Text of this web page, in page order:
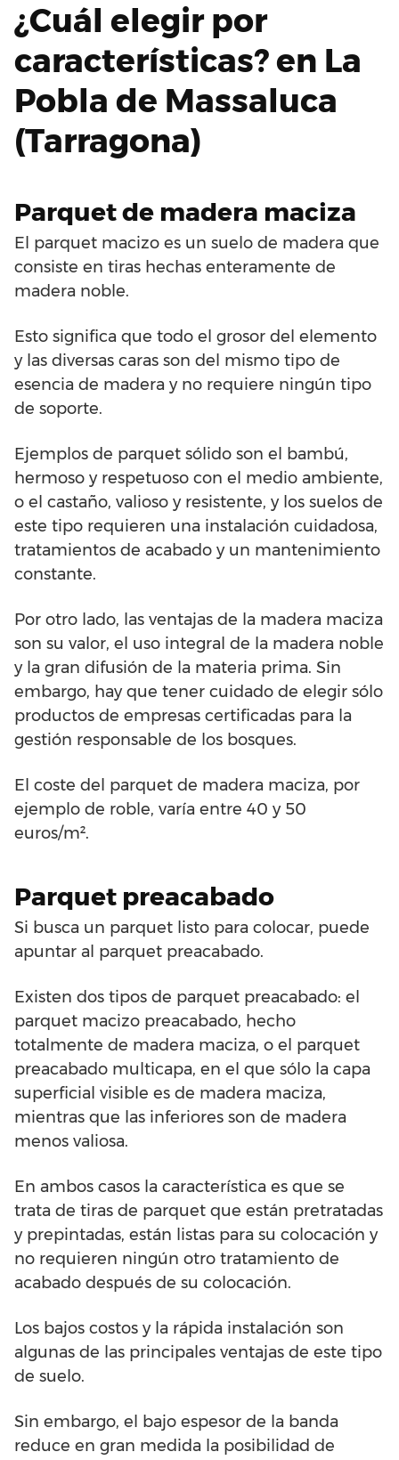
¿Cuál elegir por
características? en La
Pobla de Massaluca
(Tarragona)
Parquet de madera maciza
El parquet macizo es un suelo de madera que
consiste en tiras hechas enteramente de
madera noble.
Esto significa que todo el grosor del elemento
y las diversas caras son del mismo tipo de
esencia de madera y no requiere ningún tipo
de soporte.
Ejemplos de parquet sólido son el bambú,
hermoso y respetuoso con el medio ambiente,
o el castaño, valioso y resistente, y los suelos de
este tipo requieren una instalación cuidadosa,
tratamientos de acabado y un mantenimiento
constante.
Por otro lado, las ventajas de la madera maciza
son su valor, el uso integral de la madera noble
y la gran difusión de la materia prima. Sin
embargo, hay que tener cuidado de elegir sólo
productos de empresas certificadas para la
gestión responsable de los bosques.
El coste del parquet de madera maciza, por
ejemplo de roble, varía entre 40 y 50
euros/m².
Parquet preacabado
Si busca un parquet listo para colocar, puede
apuntar al parquet preacabado.
Existen dos tipos de parquet preacabado: el
parquet macizo preacabado, hecho
totalmente de madera maciza, o el parquet
preacabado multicapa, en el que sólo la capa
superficial visible es de madera maciza,
mientras que las inferiores son de madera
menos valiosa.
En ambos casos la característica es que se
trata de tiras de parquet que están pretratadas
y prepintadas, están listas para su colocación y
no requieren ningún otro tratamiento de
acabado después de su colocación.
Los bajos costos y la rápida instalación son
algunas de las principales ventajas de este tipo
de suelo.
Sin embargo, el bajo espesor de la banda
reduce en gran medida la posibilidad de